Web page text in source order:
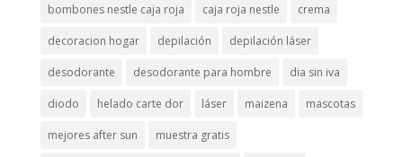
bombones nestle caja roja caja roja nestle crema
decoracion hogar depilación depilación láser
desodorante desodorante para hombre dia sin iva
diodo helado carte dor láser maizena mascotas
mejores after sun muestra gratis